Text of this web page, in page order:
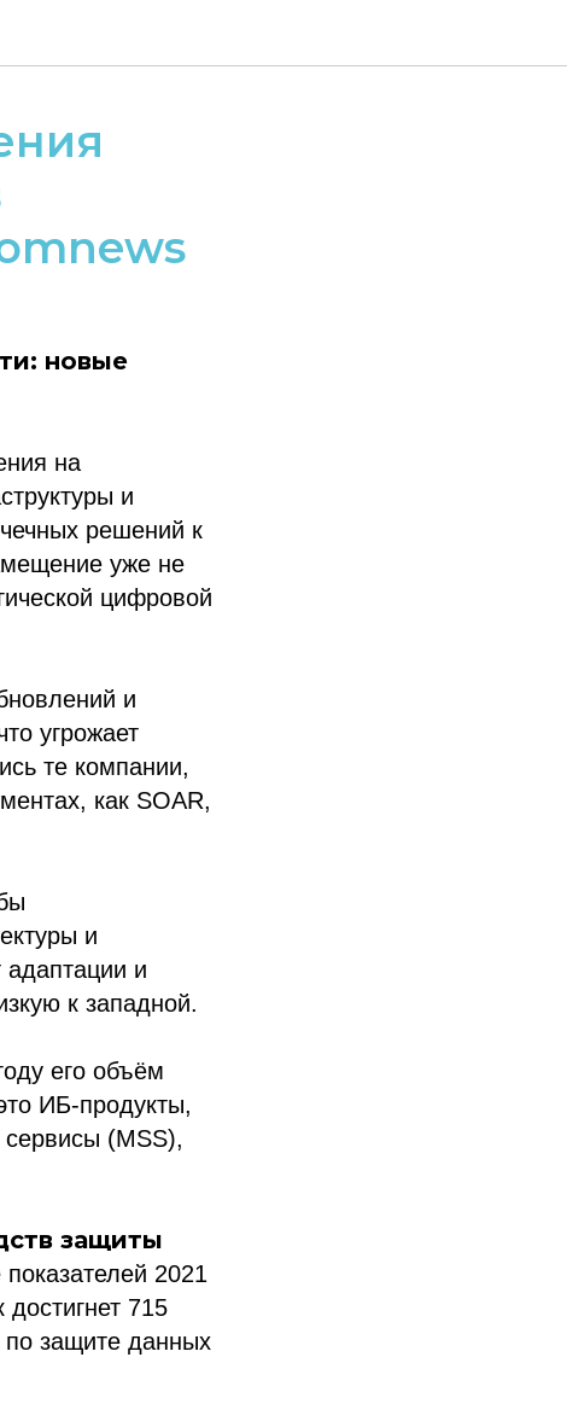
новые
на
и
решений к
уже не
цифровой
и
угрожает
те компании,
как SOAR,
и
и
к западной.
его объём
ИБ-продукты,
(MSS),
защиты
2021
715
по защите данных